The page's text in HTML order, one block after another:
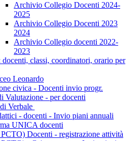
Archivio Collegio Docenti 2024-
2025
Archivio Collegio Docenti 2023
2024
Archivio Collegio docenti 2022-
2023
docenti, classi, coordinatori, orario per
Leonardo
civica - Docenti invio progr.
Valutazione - per docenti
Verbale
- docenti - Invio piani annuali
UNICA docenti
Docenti - registrazione attività